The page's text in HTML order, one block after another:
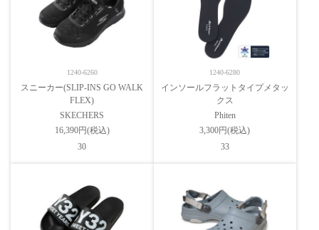
1240-6260
スニーカー(SLIP-INS GO WALK
FLEX)
SKECHERS
16,390円(税込)
30
1240-6280
インソールフラットタイプメタッ
クス
Phiten
3,300円(税込)
33